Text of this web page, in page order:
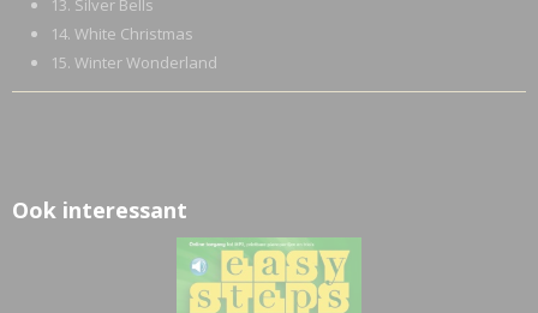
13. Silver Bells
14. White Christmas
15. Winter Wonderland
Ook interessant